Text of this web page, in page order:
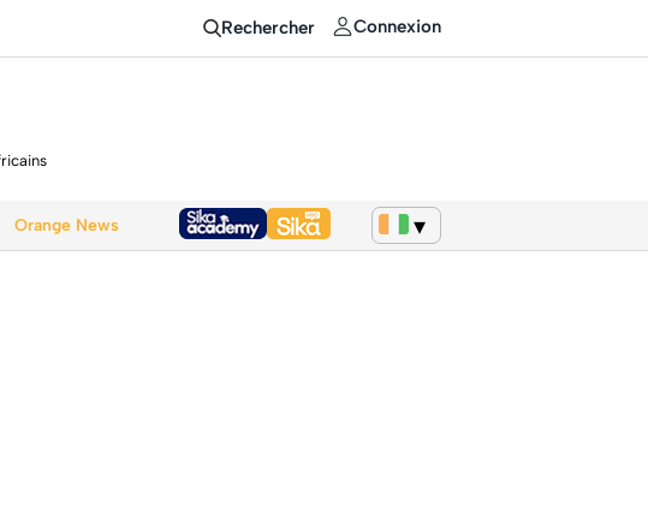
Rechercher Connexion
Orange News